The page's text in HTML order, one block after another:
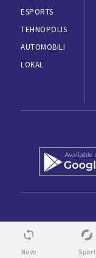
ESPORTS
TEHNOPOLIS
AUTOMOBILI
LOKAL
Novo Sport